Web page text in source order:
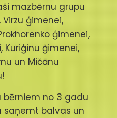
mazbērnu grupu
ģimenei,
ģimenei,
Kuriģinu ģimenei,
un Mičānu
bērniem no 3 gadu
saņemt balvas un